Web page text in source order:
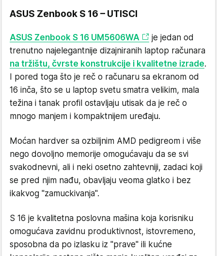
ASUS Zenbook S 16 – UTISCI
ASUS Zenbook S 16 UM5606WA
je jedan od
trenutno najelegantnije dizajniranih laptop računara
na tržištu, čvrste konstrukcije i kvalitetne izrade.
I pored toga što je reč o računaru sa ekranom od
16 inča, što se u laptop svetu smatra velikim, mala
težina i tanak profil ostavljaju utisak da je reč o
mnogo manjem i kompaktnijem uređaju.
Moćan hardver sa ozbiljnim AMD pedigreom i više
nego dovoljno memorije omogućavaju da se svi
svakodnevni, ali i neki osetno zahtevniji, zadaci koji
se pred njim nađu, obavljaju veoma glatko i bez
ikakvog "zamuckivanja".
S 16 je kvalitetna poslovna mašina koja korisniku
omogućava zavidnu produktivnost, istovremeno,
sposobna da po izlasku iz "prave" ili kućne